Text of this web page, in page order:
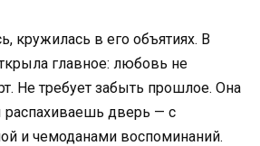
кружилась в его объятиях. В
главное: любовь не
Не требует забыть прошлое. Она
распахиваешь дверь — с
и чемоданами воспоминаний.